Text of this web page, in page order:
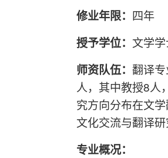
修业年限： 四年
授予学位： 文学
师资队伍： 翻译
人，其中教授8人
究方向分布在文
文化交流与翻译研
专业概况：